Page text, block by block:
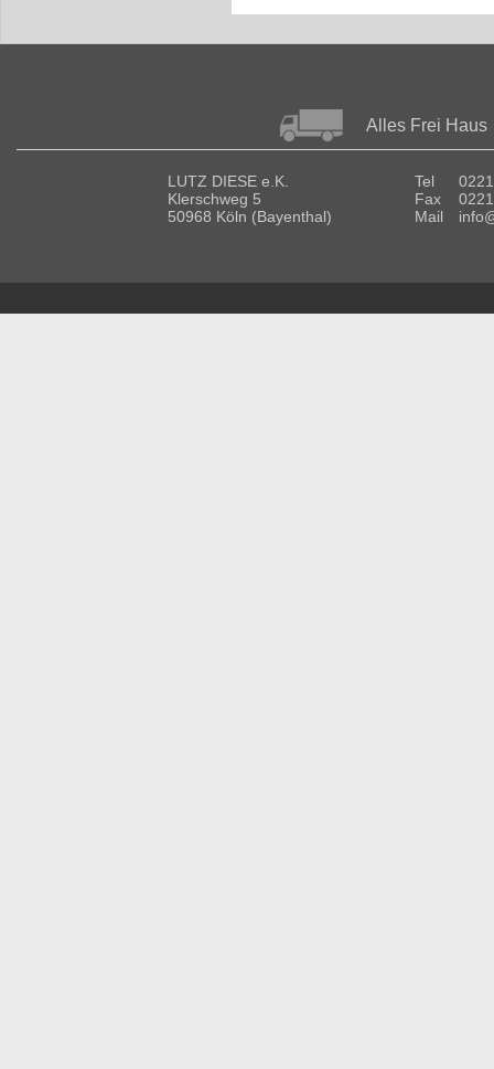
Alles Frei Haus
LUTZ DIESE e.K.
Klerschweg 5
50968 Köln (Bayenthal)
Tel
Fax
Mail